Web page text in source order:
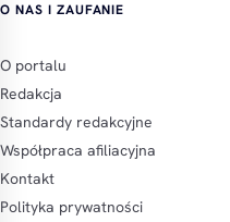
O NAS I ZAUFANIE
O portalu
Redakcja
Standardy redakcyjne
Współpraca afiliacyjna
Kontakt
Polityka prywatności